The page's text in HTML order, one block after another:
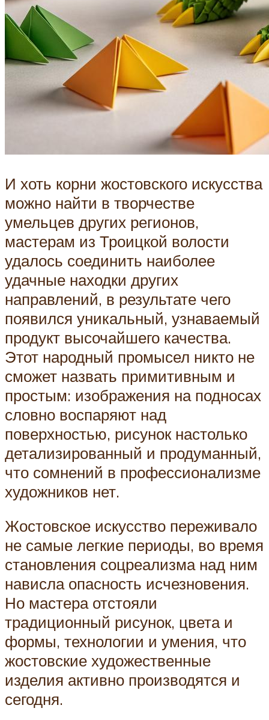
И хоть корни жостовского искусства
можно найти в творчестве
умельцев других регионов,
мастерам из Троицкой волости
удалось соединить наиболее
удачные находки других
направлений, в результате чего
появился уникальный, узнаваемый
продукт высочайшего качества.
Этот народный промысел никто не
сможет назвать примитивным и
простым: изображения на подносах
словно воспаряют над
поверхностью, рисунок настолько
детализированный и продуманный,
что сомнений в профессионализме
художников нет.
Жостовское искусство переживало
не самые легкие периоды, во время
становления соцреализма над ним
нависла опасность исчезновения.
Но мастера отстояли
традиционный рисунок, цвета и
формы, технологии и умения, что
жостовские художественные
изделия активно производятся и
сегодня.